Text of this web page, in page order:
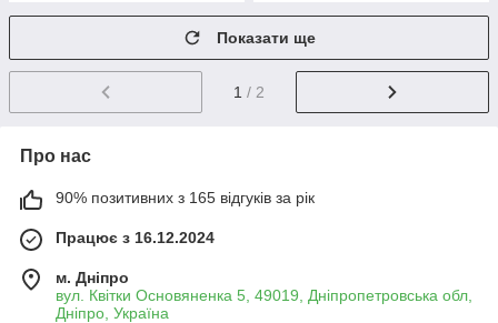
Показати ще
1 / 2
Про нас
90% позитивних з 165 відгуків за рік
Працює з 16.12.2024
м. Дніпро
вул. Квітки Основяненка 5, 49019, Дніпропетровська обл,
Дніпро, Україна